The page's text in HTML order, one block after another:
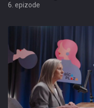
6. epizode